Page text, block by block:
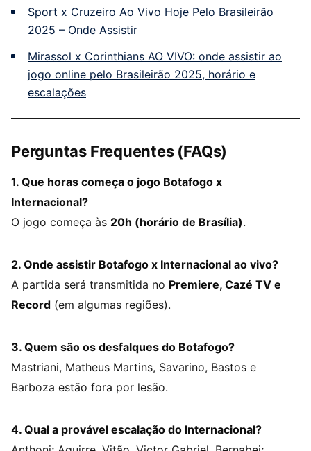
Sport x Cruzeiro Ao Vivo Hoje Pelo Brasileirão
2025 – Onde Assistir
Mirassol x Corinthians AO VIVO: onde assistir ao
jogo online pelo Brasileirão 2025, horário e
escalações
Perguntas Frequentes (FAQs)
1. Que horas começa o jogo Botafogo x
Internacional?
O jogo começa às 20h (horário de Brasília).
2. Onde assistir Botafogo x Internacional ao vivo?
A partida será transmitida no Premiere, Cazé TV e
Record (em algumas regiões).
3. Quem são os desfalques do Botafogo?
Mastriani, Matheus Martins, Savarino, Bastos e
Barboza estão fora por lesão.
4. Qual a provável escalação do Internacional?